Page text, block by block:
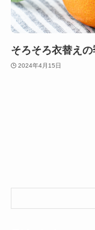
そろそろ衣替え
2024年4月15日